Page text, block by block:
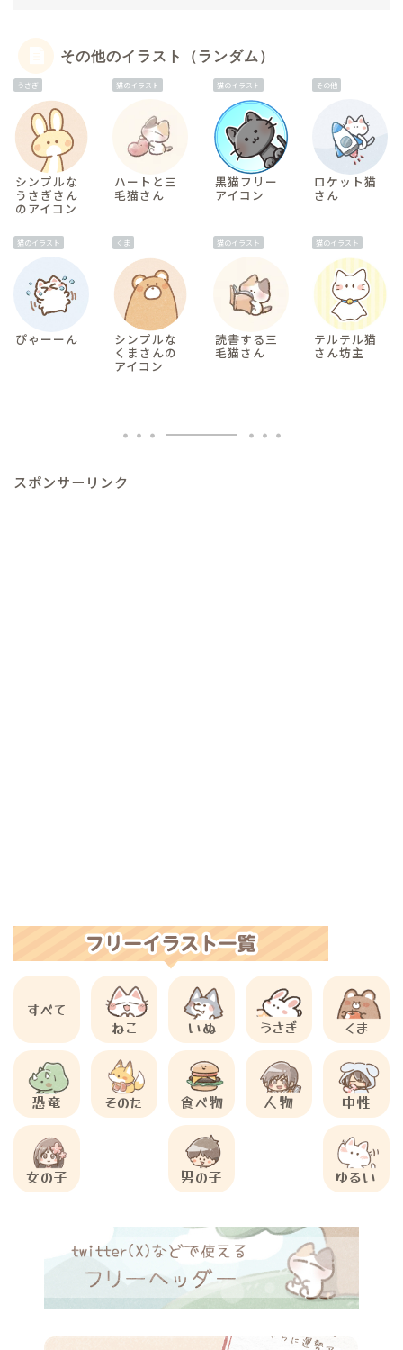
その他のイラスト（ランダム）
うさぎ
シンプルな
うさぎさん
のアイコン
猫のイラスト
ハートと三
毛猫さん
猫のイラスト
黒猫フリー
アイコン
その他
ロケット猫
さん
猫のイラスト
ぴゃーーん
くま
シンプルな
くまさんの
アイコン
猫のイラスト
読書する三
毛猫さん
猫のイラスト
テルテル猫
さん坊主
スポンサーリンク
すべて
ねこ
いぬ うさぎ くま
恐竜 そのた 食べ物 人物 中性
女の子 男の子 ゆるい